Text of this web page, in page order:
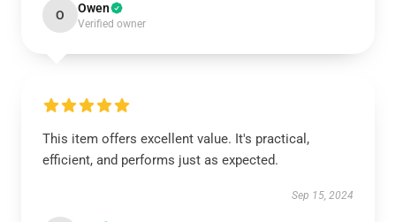
O Owen
Verified owner
This item offers excellent value. It's practical,
efficient, and performs just as expected.
Sep 15, 2024